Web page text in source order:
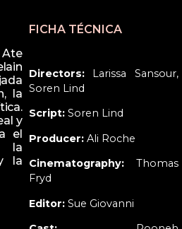
la
y
el
la
la
FICHA TÉCNICA
Directors:Larissa Sansour,
Soren Lind
Script:Soren Lind
Producer:Ali Roche
Cinematography:Thomas
Fryd
Editor:Sue Giovanni